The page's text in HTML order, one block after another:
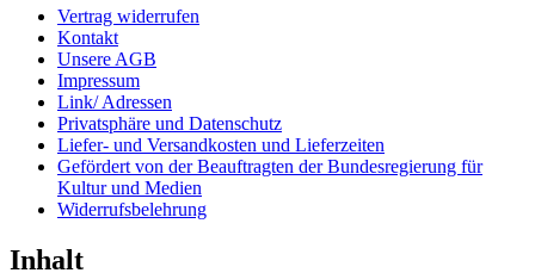
Vertrag widerrufen
Kontakt
Unsere AGB
Impressum
Link/ Adressen
Privatsphäre und Datenschutz
Liefer- und Versandkosten und Lieferzeiten
Gefördert von der Beauftragten der Bundesregierung für
Kultur und Medien
Widerrufsbelehrung
Inhalt